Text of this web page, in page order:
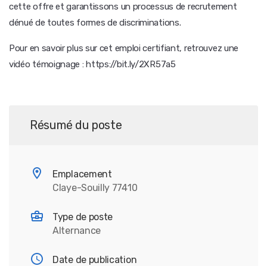
cette offre et garantissons un processus de recrutement
dénué de toutes formes de discriminations.
Pour en savoir plus sur cet emploi certifiant, retrouvez une
vidéo témoignage : https://bit.ly/2XR57a5
Résumé du poste
Emplacement
Claye-Souilly 77410
Type de poste
Alternance
Date de publication